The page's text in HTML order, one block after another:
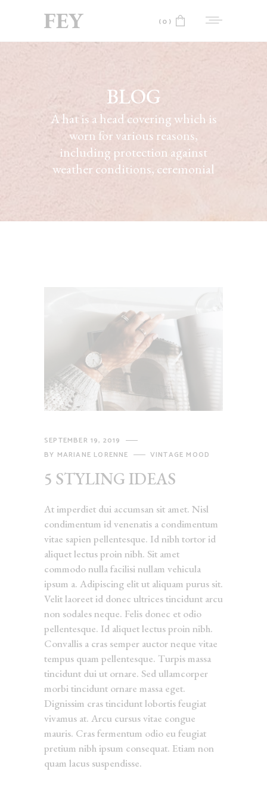
(0)
BLOG
A hat is a head covering which is
worn for various reasons,
including protection against
weather conditions, ceremonial
SEPTEMBER 19, 2019
BY MARIANE LORENNE VINTAGE MOOD
5 STYLING IDEAS
At imperdiet dui accumsan sit amet. Nisl
condimentum id venenatis a condimentum
vitae sapien pellentesque. Id nibh tortor id
aliquet lectus proin nibh. Sit amet
commodo nulla facilisi nullam vehicula
ipsum a. Adipiscing elit ut aliquam purus sit.
Velit laoreet id donec ultrices tincidunt arcu
non sodales neque. Felis donec et odio
pellentesque. Id aliquet lectus proin nibh.
Convallis a cras semper auctor neque vitae
tempus quam pellentesque. Turpis massa
tincidunt dui ut ornare. Sed ullamcorper
morbi tincidunt ornare massa eget.
Dignissim cras tincidunt lobortis feugiat
vivamus at. Arcu cursus vitae congue
mauris. Cras fermentum odio eu feugiat
pretium nibh ipsum consequat. Etiam non
quam lacus suspendisse.